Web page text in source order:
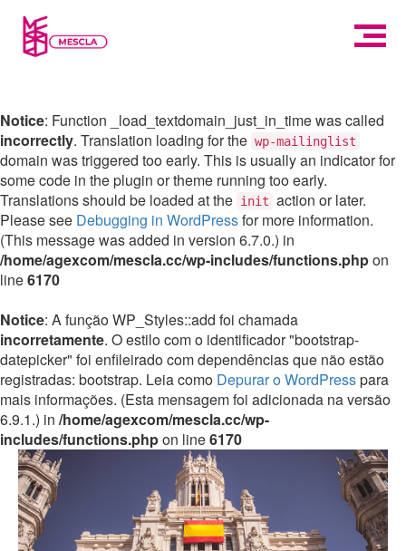
Notice: Function _load_textdomain_just_in_time was called
incorrectly. Translation loading for the wp-mailinglist
domain was triggered too early. This is usually an indicator for
some code in the plugin or theme running too early.
Translations should be loaded at the init action or later.
Please see Debugging in WordPressfor more information.
(This message was added in version 6.7.0.) in
/home/agexcom/mescla.cc/wp-includes/functions.phpon
line6170
Notice: A função WP_Styles::add foi chamada
incorretamente. O estilo com o identificador "bootstrap-
datepicker" foi enfileirado com dependências que não estão
registradas: bootstrap. Leia como Depurar o WordPresspara
mais informações. (Esta mensagem foi adicionada na versão
6.9.1.) in /home/agexcom/mescla.cc/wp-
includes/functions.phpon line6170